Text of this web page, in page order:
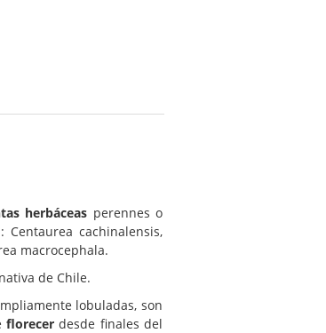
herbáceas perennes o
Centaurea cachinalensis,
macrocephala.
de Chile.
lobuladas, son
florecerdesde finales del